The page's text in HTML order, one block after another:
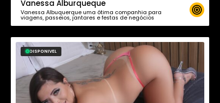
Vanessa Alburqueque
Vanessa Albuquerque uma ótima companhia para
viagens, passeios, jantares e festas de negócios
DISPONIVEL